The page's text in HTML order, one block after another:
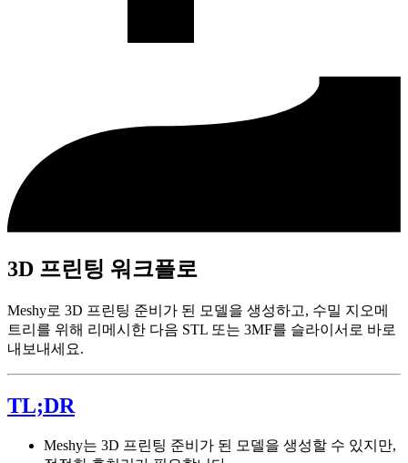
3D 프린팅 워크플로
Meshy로 3D 프린팅 준비가 된 모델을 생성하고, 수밀 지오메
트리를 위해 리메시한 다음 STL 또는 3MF를 슬라이서로 바로
내보내세요.
TL;DR
Meshy는 3D 프린팅 준비가 된 모델을 생성할 수 있지만,